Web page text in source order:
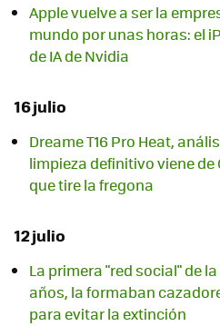
Apple vuelve a ser la
mundo por unas horas: el
de IA de Nvidia
16 julio
Dreame T16 Pro Heat,
limpieza definitivo viene
que tire la fregona
12 julio
La primera "red social" de
años, la formaban
para evitar la extinción